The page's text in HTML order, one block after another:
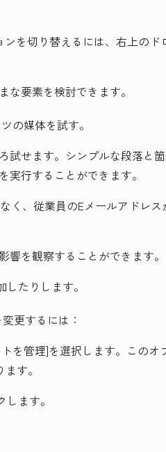
を切り替えるには、右上の
要素を検討できます。
の媒体を試す。
試せます。シンプルな段落と
行することができます。
く、従業員のEメールアドレス
を観察することができます。
したりします。
更するには：
を管理]を選択します。このオ
す。
します。